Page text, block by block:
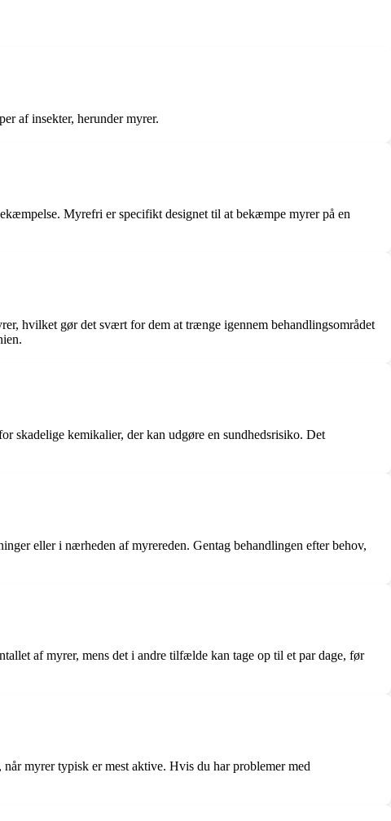
af insekter, herunder myrer.
Myrefri er specifikt designet til at bekæmpe myrer på en
hvilket gør det svært for dem at trænge igennem behandlingsområdet
skadelige kemikalier, der kan udgøre en sundhedsrisiko. Det
eller i nærheden af myrereden. Gentag behandlingen efter behov,
af myrer, mens det i andre tilfælde kan tage op til et par dage, før
myrer typisk er mest aktive. Hvis du har problemer med